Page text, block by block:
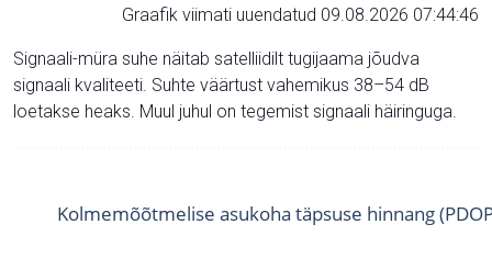
Graafik viimati uuendatud 09.08.2026 07:44:46
Signaali-müra suhe näitab satelliidilt tugijaama jõudva
signaali kvaliteeti. Suhte väärtust vahemikus 38–54 dB
loetakse heaks. Muul juhul on tegemist signaali häiringuga.
Kolmemõõtmelise asukoha täpsuse hinnang